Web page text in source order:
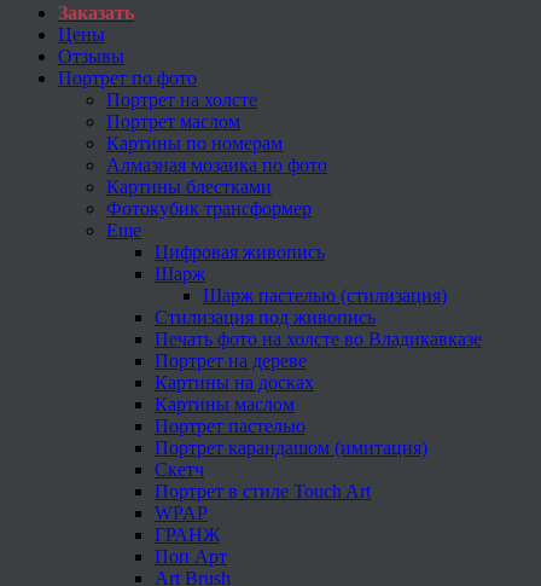
Заказать
Цены
Отзывы
Портрет по фото
Портрет на холсте
Портрет маслом
Картины по номерам
Алмазная мозаика по фото
Картины блестками
Фотокубик трансформер
Еще
Цифровая живопись
Шарж
Шарж пастелью (стилизация)
Стилизация под живопись
Печать фото на холсте во Владикавказе
Портрет на дереве
Картины на досках
Картины маслом
Портрет пастелью
Портрет карандашом (имитация)
Скетч
Портрет в стиле Touch Art
WPAP
ГРАНЖ
Поп Арт
Art Brush